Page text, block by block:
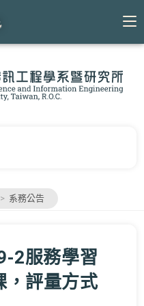
> 系務公告
2服務學習
，評量方式